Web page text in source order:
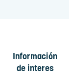
Información
de interes